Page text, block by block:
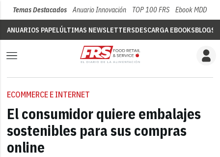
Temas Destacados Anuario Innovación TOP 100 FRS Ebook MDD
ANUARIOS PAPELÚLTIMAS NEWSLETTERSDESCARGA EBOOKSBLOGS
ECOMMERCE E INTERNET
El consumidor quiere embalajes
sostenibles para sus compras
online